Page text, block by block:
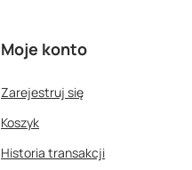
Moje konto
Zarejestruj się
Koszyk
Historia transakcji